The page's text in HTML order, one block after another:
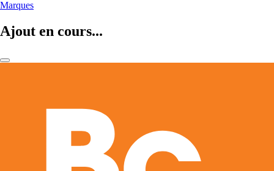
Marques
Ajout en cours...